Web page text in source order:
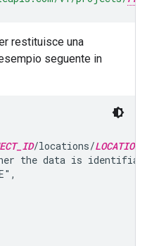
restituisce una
seguente in
/locations/LOCATION
the data is